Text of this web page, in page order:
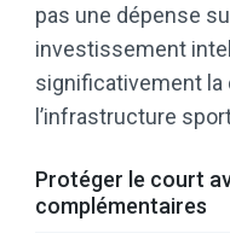
pas une dépense
investissement
significativement la
l’infrastructure
Protéger le court
complémentaires